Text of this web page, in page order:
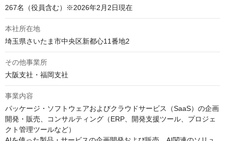
267名（役員含む）※2026年2月2日現在
本社所在地
埼玉県さいたま市中央区新都心11番地2
その他事業所
大阪支社・福岡支社
事業内容
パッケージ・ソフトウェアおよびクラウドサービス（SaaS）の企画
開発・販売、コンサルティング（ERP、開発支援ツール、プロジェ
クト管理ツールなど）